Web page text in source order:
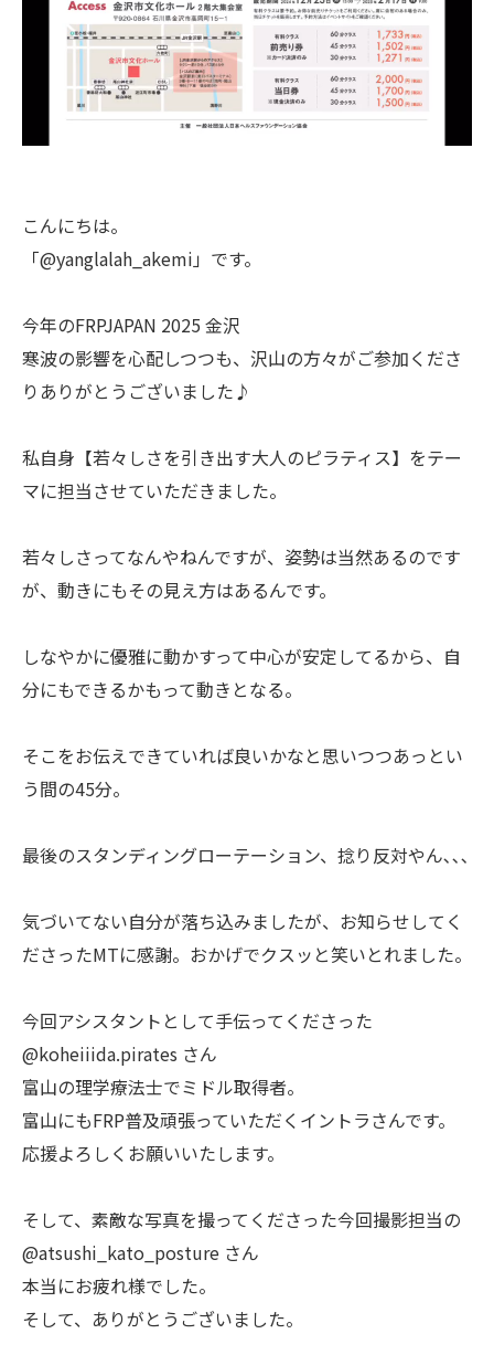
こんにちは。
「@yanglalah_akemi」です。
今年のFRPJAPAN 2025 金沢
寒波の影響を心配しつつも、沢山の方々がご参加くださ
りありがとうございました♪
私自身【若々しさを引き出す大人のピラティス】をテー
マに担当させていただきました。
若々しさってなんやねんですが、姿勢は当然あるのです
が、動きにもその見え方はあるんです。
しなやかに優雅に動かすって中心が安定してるから、自
分にもできるかもって動きとなる。
そこをお伝えできていれば良いかなと思いつつあっとい
う間の45分。
最後のスタンディングローテーション、捻り反対やん､､､
気づいてない自分が落ち込みましたが、お知らせしてく
ださったMTに感謝。おかげでクスッと笑いとれました。
今回アシスタントとして手伝ってくださった
@koheiiida.pirates さん
富山の理学療法士でミドル取得者。
富山にもFRP普及頑張っていただくイントラさんです。
応援よろしくお願いいたします。
そして、素敵な写真を撮ってくださった今回撮影担当の
@atsushi_kato_posture さん
本当にお疲れ様でした。
そして、ありがとうございました。